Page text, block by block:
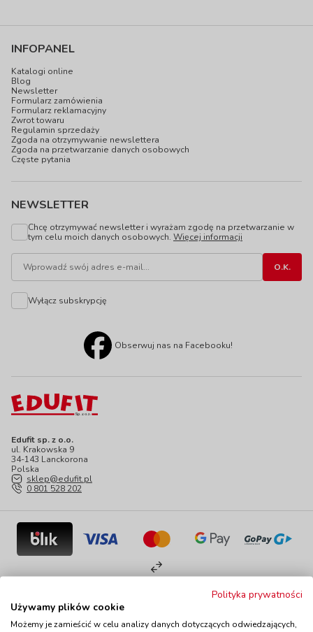
Edufit sp. z o.o.
ul. Krakowska 9
34-143 Lanckorona
Polska
sklep@edufit.pl
0 801 528 202
INFOPANEL
Katalogi online
Blog
Newsletter
Formularz zamówienia
Formularz reklamacyjny
Zwrot towaru
Regulamin sprzedaży
Zgoda na otrzymywanie newslettera
Zgoda na przetwarzanie danych osobowych
Częste pytania
NEWSLETTER
Chcę otrzymywać newsletter i wyrażam zgodę na przetwarzanie w
tym celu moich danych osobowych. Więcej informacji
Wyłącz subskrypcję
Obserwuj nas na Facebooku!
Kontakt Polityka prywatnościMapa serwisu
Polityka prywatności
Używamy plików cookie
Możemy je zamieścić w celu analizy danych dotyczących odwiedzających,